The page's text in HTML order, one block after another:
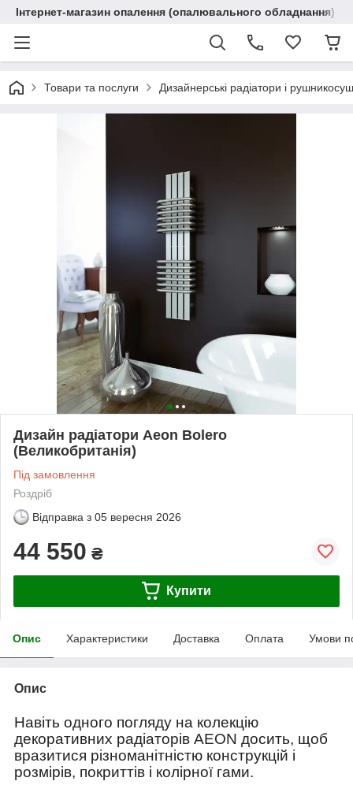
Інтернет-магазин опалення (опалювального обладнання)
Товари та послуги Дизайнерські радіатори і
Дизайн радіатори Aeon Bolero
(Великобританія)
Під замовлення
Роздріб
Відправка з 05 вересня 2026
44 550 ₴
Купити
Опис Характеристики Доставка Оплата Умови
Опис
Навіть одного погляду на колекцію
декоративних радіаторів AEON досить, щоб
вразитися різноманітністю конструкцій і
розмірів, покриттів і колірної гами.